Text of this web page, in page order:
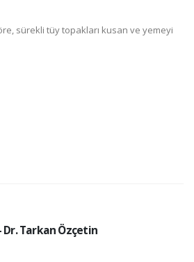
sürekli tüy topakları kusan ve yemeyi
Dr. Tarkan Özçetin